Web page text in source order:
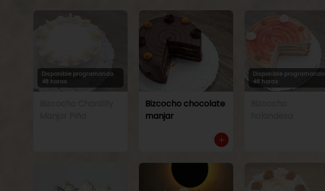
Disponible programando
48 horas
Bizcocho chocolate
manjar
Disponible programando
48 horas